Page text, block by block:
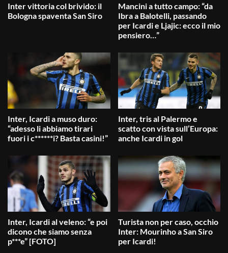
Inter vittoria col brivido: il
Bologna spaventa San Siro
Mancini a tutto campo: “da
Ibra a Balotelli, passando
per Icardi e Ljajic: ecco il mio
pensiero…”
Inter, Icardi a muso duro:
“adesso li abbiamo tirari
fuori i c******i? Basta casini!”
Inter, tris al Palermo e
scatto con vista sull’Europa:
anche Icardi in gol
Inter, Icardi al veleno: “e poi
dicono che siamo senza
p***e” [FOTO]
Turista non per caso, occhio
Inter: Mourinho a San Siro
per Icardi!